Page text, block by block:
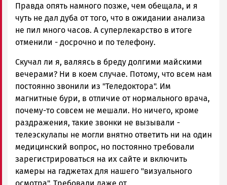
Правда опять намного позже, чем обещала, и я
чуть не дал дуба от того, что в ожидании анализа
не пил много часов. А суперлекарство в итоге
отменили - досрочно и по телефону.
Скучал ли я, валяясь в бреду долгими майскими
вечерами? Ни в коем случае. Потому, что всем нам
постоянно звонили из "Теледоктора". Им
магнитные бури, в отличие от нормального врача,
почему-то совсем не мешали. Но ничего, кроме
раздражения, такие звонки не вызывали -
телеэскулапы не могли внятно ответить ни на один
медицинский вопрос, но постоянно требовали
зарегистрироваться на их сайте и включить
камеры на гаджетах для нашего "визуального